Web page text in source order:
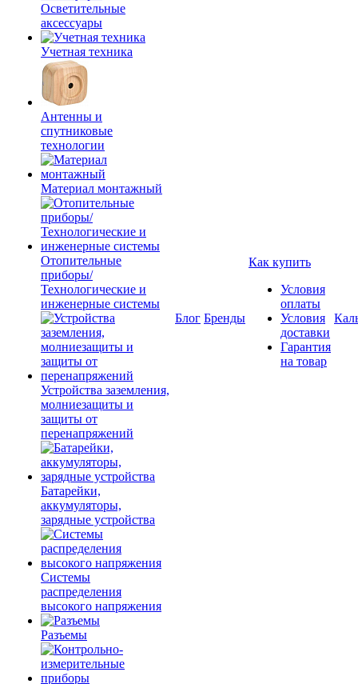
Осветительные
аксессуары
Учетная техника
Антенны и
спутниковые
технологии
Материал монтажный
Отопительные
приборы/
Технологические и
инженерные системы
Устройства заземления,
молниезащиты и
защиты от
перенапряжений
Батарейки,
аккумуляторы,
зарядные устройства
Системы
распределения
высокого напряжения
Разъемы
Блог Бренды
Как купить
Условия
оплаты
Условия
доставки
Гарантия
на товар